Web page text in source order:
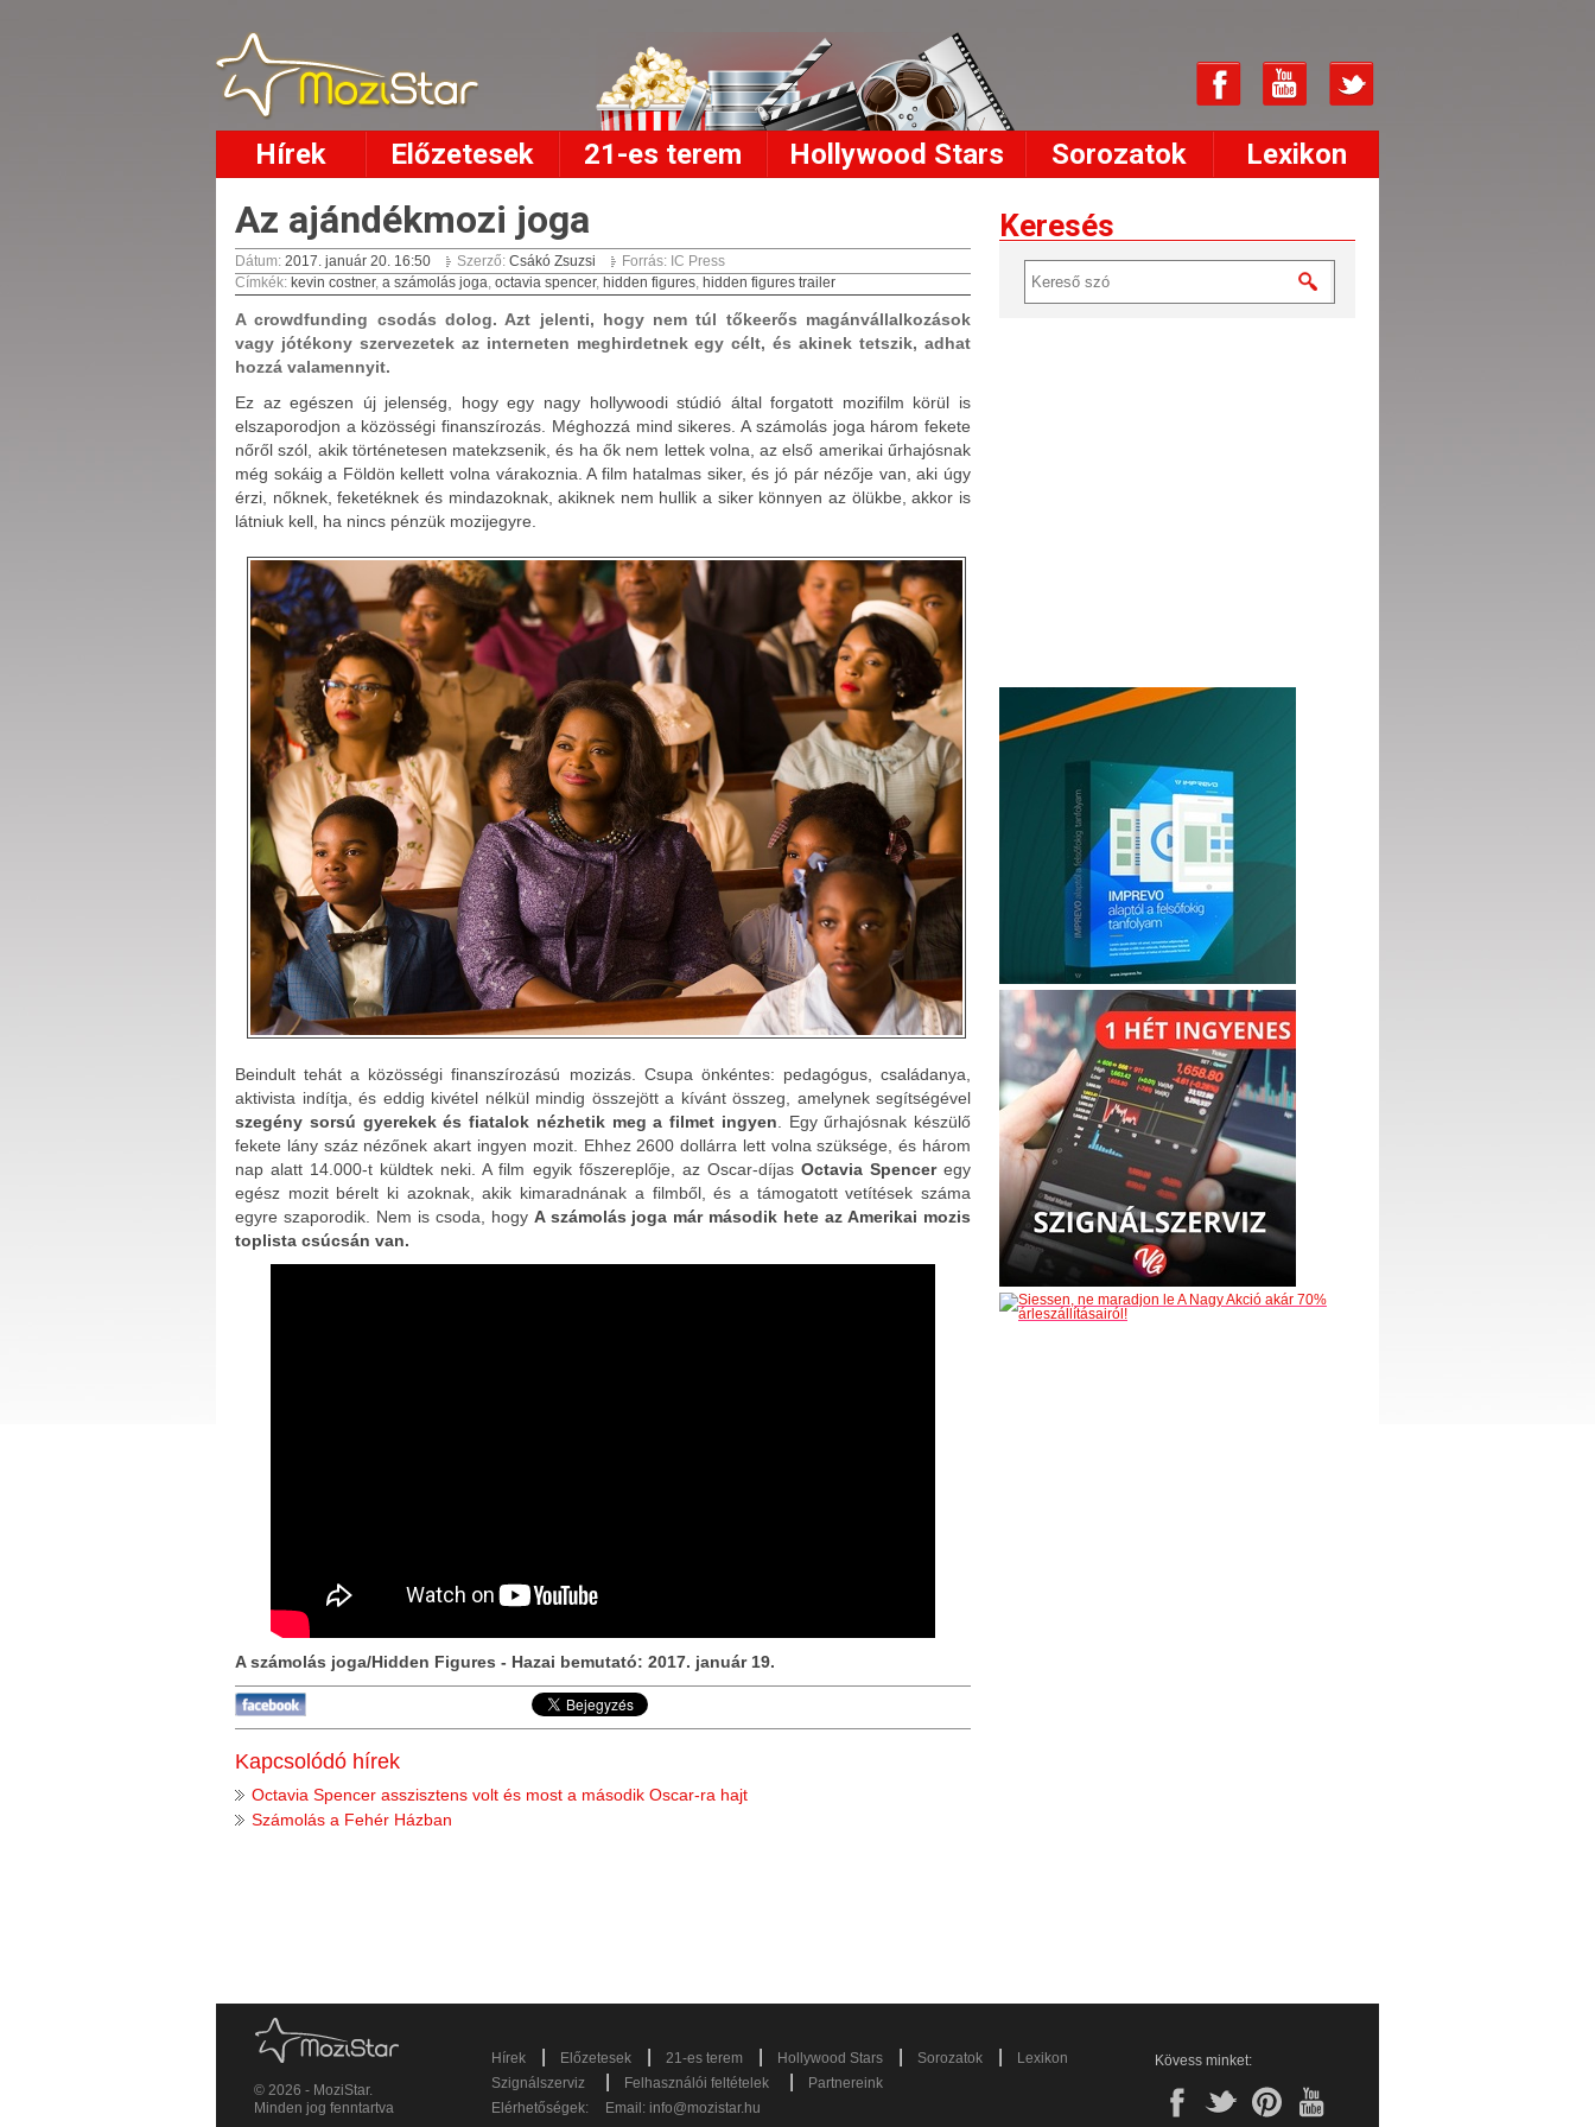
Hírek Előzetesek 21-es terem Hollywood Stars Sorozatok Lexikon
Az ajándékmozi joga
Dátum: 2017. január 20. 16:50 Szerző: Csákó Zsuzsi
Forrás: IC Press
Címkék: kevin costner, a számolás joga, octavia spencer, hidden figures, hidden figures trailer
A crowdfunding csodás dolog. Azt jelenti, hogy nem túl tőkeerős magánvállalkozások
vagy jótékony szervezetek az interneten meghirdetnek egy célt, és akinek tetszik, adhat
hozzá valamennyit.
Ez az egészen új jelenség, hogy egy nagy hollywoodi stúdió által forgatott mozifilm körül is
elszaporodjon a közösségi finanszírozás. Méghozzá mind sikeres. A számolás joga három fekete
nőről szól, akik történetesen matekzsenik, és ha ők nem lettek volna, az első amerikai űrhajósnak
még sokáig a Földön kellett volna várakoznia. A film hatalmas siker, és jó pár nézője van, aki úgy
érzi, nőknek, feketéknek és mindazoknak, akiknek nem hullik a siker könnyen az ölükbe, akkor is
látniuk kell, ha nincs pénzük mozijegyre.
Beindult tehát a közösségi finanszírozású mozizás. Csupa önkéntes: pedagógus, családanya,
aktivista indítja, és eddig kivétel nélkül mindig összejött a kívánt összeg, amelynek segítségével
szegény sorsú gyerekek és fiatalok nézhetik meg a filmet ingyen . Egy űrhajósnak készülő
fekete lány száz nézőnek akart ingyen mozit. Ehhez 2600 dollárra lett volna szüksége, és három
nap alatt 14.000-t küldtek neki. A film egyik főszereplője, az Oscar-díjas Octavia Spenceregy
egész mozit bérelt ki azoknak, akik kimaradnának a filmből, és a támogatott vetítések száma
egyre szaporodik. Nem is csoda, hogy A számolás joga már második hete az Amerikai mozis
toplista csúcsán van.
A számolás joga/Hidden Figures - Hazai bemutató: 2017. január 19.
Kapcsolódó hírek
Octavia Spencer asszisztens volt és most a második Oscar-ra hajt
Számolás a Fehér Házban
Keresés
© 2026 - MoziStar.
Minden jog fenntartva
Hírek Előzetesek 21-es terem Hollywood Stars Sorozatok
Lexikon
Szignálszerviz
Felhasználói feltételek
Partnereink
Elérhetőségek:
Email: info@mozistar.hu
Kövess minket: